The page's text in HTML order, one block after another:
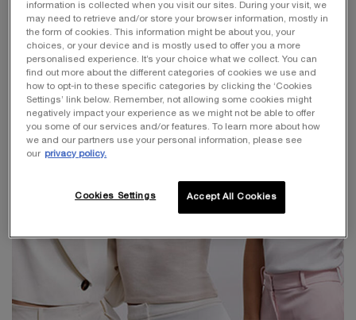
information is collected when you visit our sites. During your visit, we
may need to retrieve and/or store your browser information, mostly in
the form of cookies. This information might be about you, your
choices, or your device and is mostly used to offer you a more
personalised experience. It’s your choice what we collect. You can
find out more about the different categories of cookies we use and
how to opt-in to these specific categories by clicking the ‘Cookies
Settings’ link below. Remember, not allowing some cookies might
negatively impact your experience as we might not be able to offer
you some of our services and/or features. To learn more about how
we and our partners use your personal information, please see
our privacy policy.
Cookies Settings Accept All Cookies